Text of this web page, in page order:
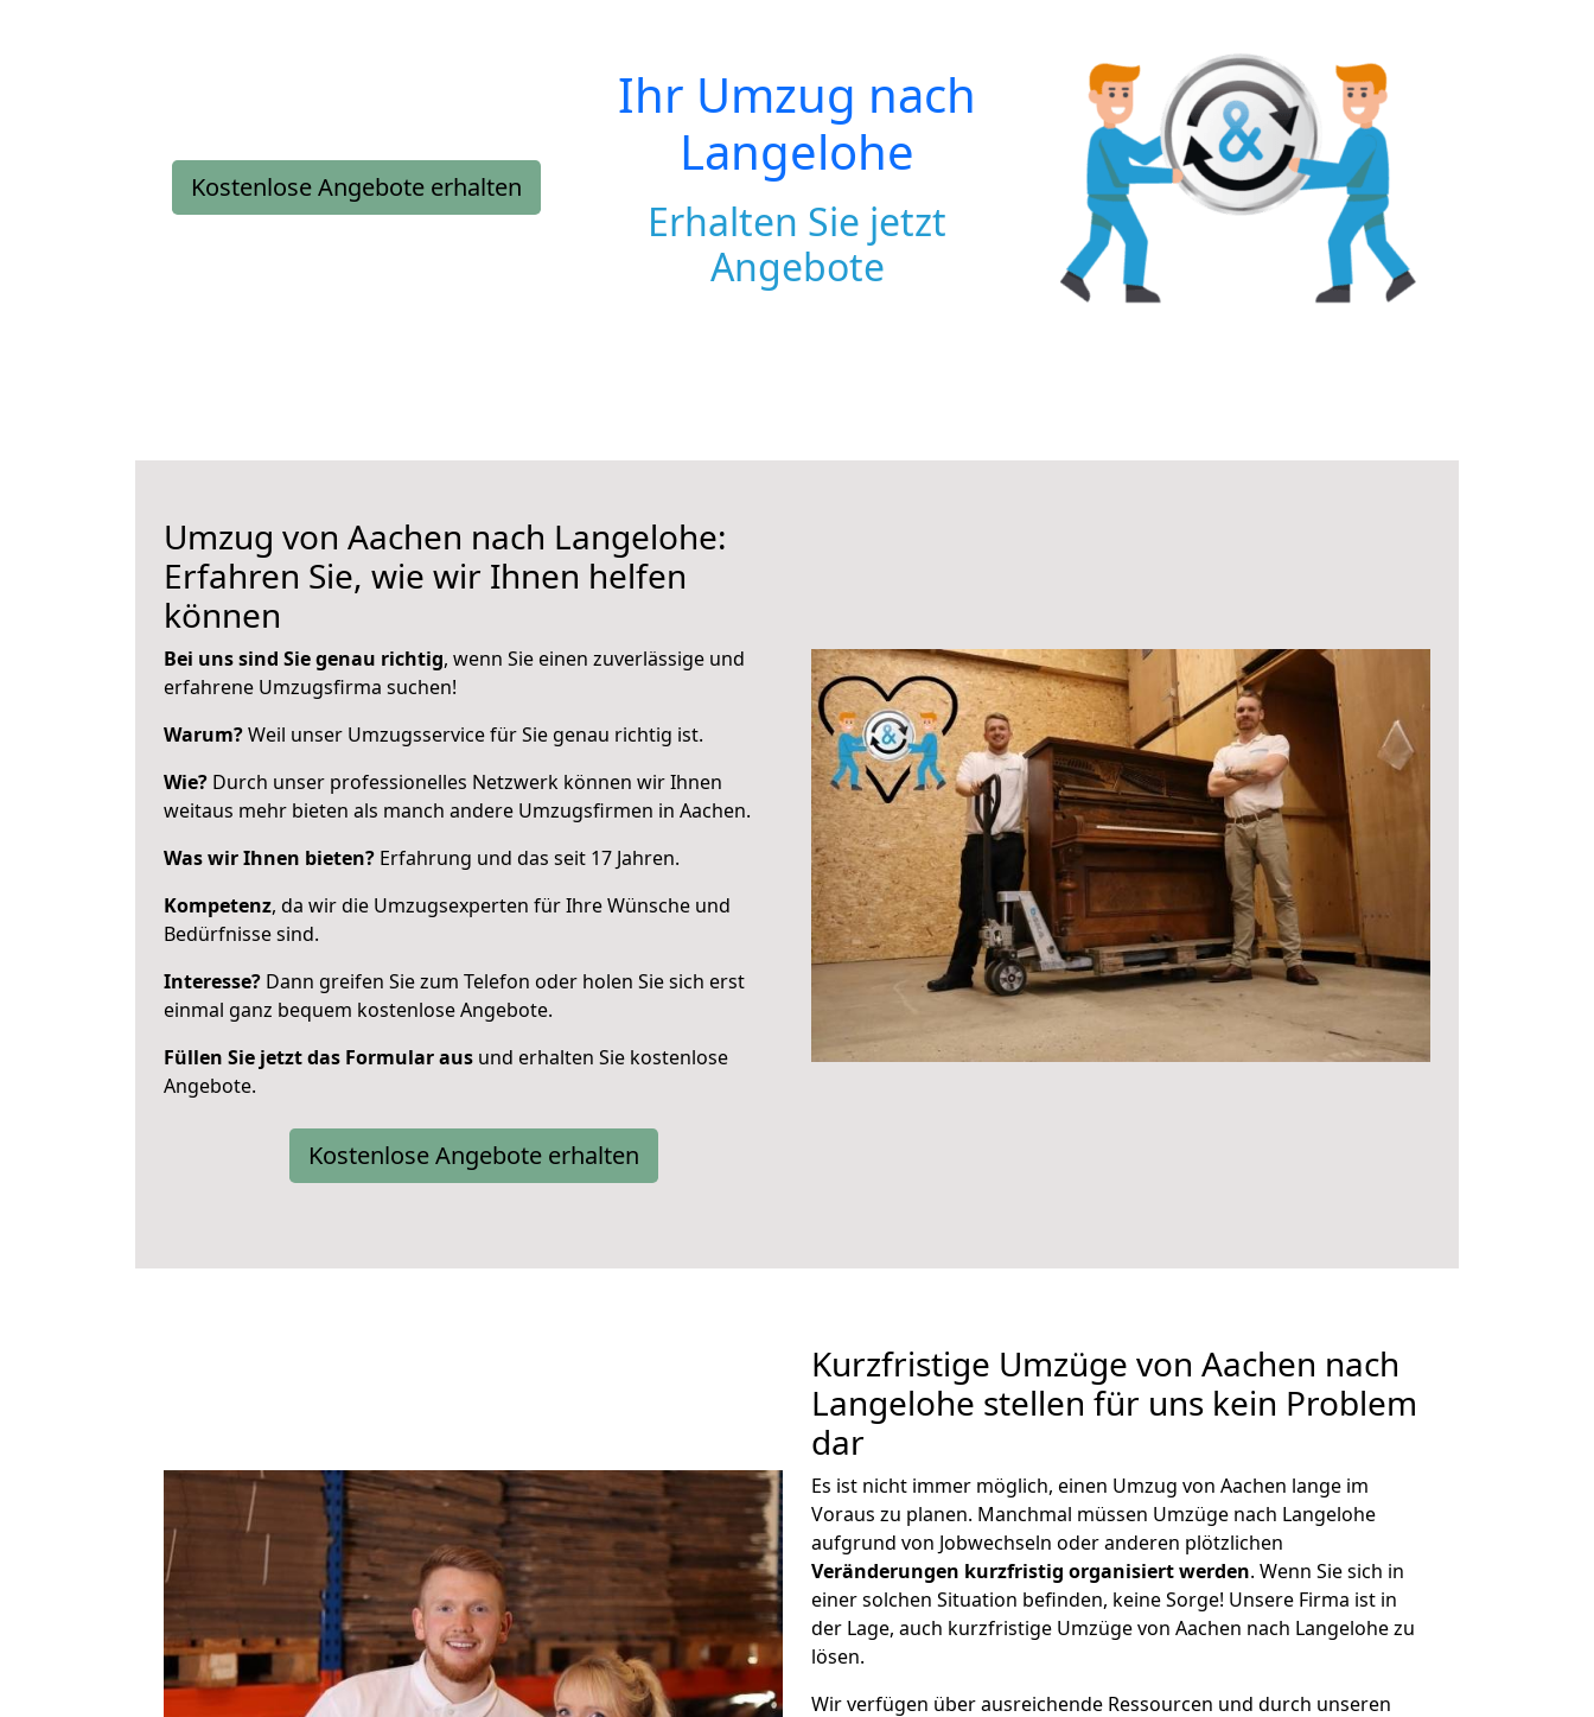
Kostenlose Angebote erhalten
Ihr Umzug nach
Langelohe
Erhalten Sie jetzt
Angebote
Umzug von Aachen nach Langelohe:
Erfahren Sie, wie wir Ihnen helfen
können
Bei uns sind Sie genau richtig, wenn Sie einen zuverlässige und
erfahrene Umzugsfirma suchen!
Warum?Weil unser Umzugsservice für Sie genau richtig ist.
Wie? Durch unser professionelles Netzwerk können wir Ihnen
weitaus mehr bieten als manch andere Umzugsfirmen in Aachen.
Was wir Ihnen bieten? Erfahrung und das seit 17 Jahren.
Kompetenz, da wir die Umzugsexperten für Ihre Wünsche und
Bedürfnisse sind.
Interesse? Dann greifen Sie zum Telefon oder holen Sie sich erst
einmal ganz bequem kostenlose Angebote.
Füllen Sie jetzt das Formular aus und erhalten Sie kostenlose
Angebote.
Kostenlose Angebote erhalten
Kurzfristige Umzüge von Aachen nach
Langelohe stellen für uns kein Problem
dar
Es ist nicht immer möglich, einen Umzug von Aachen lange im
Voraus zu planen. Manchmal müssen Umzüge nach Langelohe
aufgrund von Jobwechseln oder anderen plötzlichen
Veränderungen kurzfristig organisiert werden. Wenn Sie sich in
einer solchen Situation befinden, keine Sorge! Unsere Firma ist in
der Lage, auch kurzfristige Umzüge von Aachen nach Langelohe zu
lösen.
Wir verfügen über ausreichende Ressourcen und durch unseren